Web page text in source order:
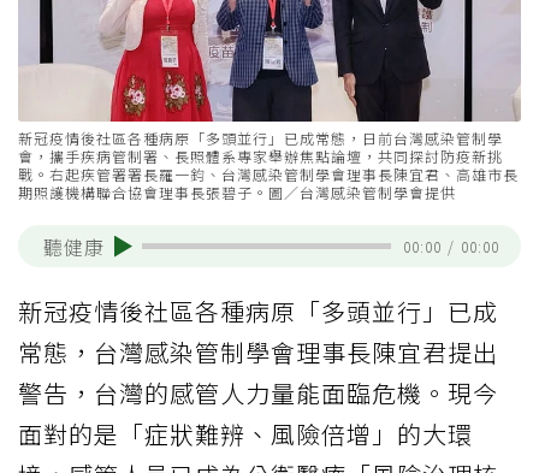
新冠疫情後社區各種病原「多頭並行」已成常態，日前台灣感染管制學
會，攜手疾病管制署、長照體系專家舉辦焦點論壇，共同探討防疫新挑
戰。右起疾管署署長羅一鈞、台灣感染管制學會理事長陳宜君、高雄市長
期照護機構聯合協會理事長張碧子。圖／台灣感染管制學會提供
聽健康 00:00 / 00:00
新冠疫情後社區各種病原「多頭並行」已成
常態，台灣感染管制學會理事長陳宜君提出
警告，台灣的感管人力量能面臨危機。現今
面對的是「症狀難辨、風險倍增」的大環